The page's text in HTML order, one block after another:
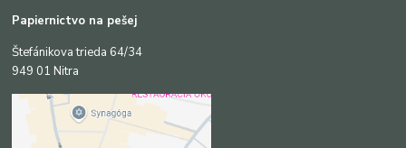
Papiernictvo na pešej
Štefánikova trieda 64/34
949 01 Nitra